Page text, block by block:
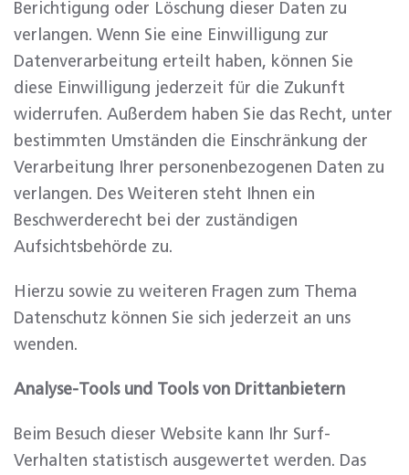
Berichtigung oder Löschung dieser Daten zu
verlangen. Wenn Sie eine Einwilligung zur
Datenverarbeitung erteilt haben, können Sie
diese Einwilligung jederzeit für die Zukunft
widerrufen. Außerdem haben Sie das Recht, unter
bestimmten Umständen die Einschränkung der
Verarbeitung Ihrer personenbezogenen Daten zu
verlangen. Des Weiteren steht Ihnen ein
Beschwerderecht bei der zuständigen
Aufsichtsbehörde zu.
Hierzu sowie zu weiteren Fragen zum Thema
Datenschutz können Sie sich jederzeit an uns
wenden.
Analyse-Tools und Tools von Dritt­anbietern
Beim Besuch dieser Website kann Ihr Surf-
Verhalten statistisch ausgewertet werden. Das